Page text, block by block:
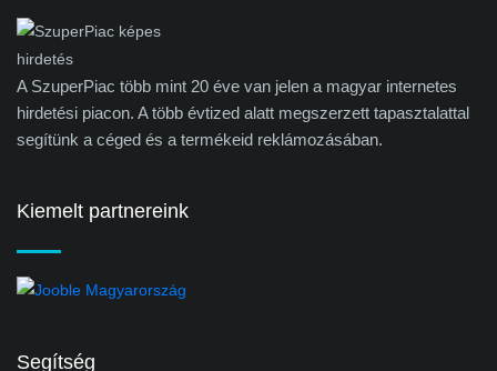
A SzuperPiac több mint 20 éve van jelen a magyar internetes
hirdetési piacon. A több évtized alatt megszerzett tapasztalattal
segítünk a céged és a termékeid reklámozásában.
Kiemelt partnereink
Segítség